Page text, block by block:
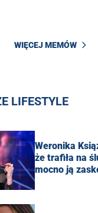
WIĘCEJ MEMÓW
LIFESTYLE
Weronika
że trafiła na
mocno ją